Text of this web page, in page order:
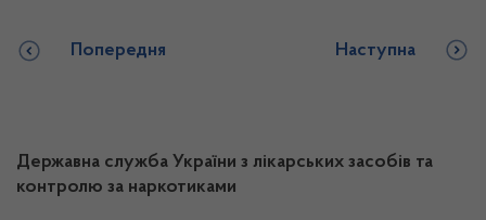
Попередня Наступна
Державна служба України з лікарських засобів та
контролю за наркотиками